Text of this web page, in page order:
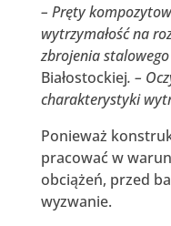
– Pręty
wytrzymałość na
zbrojenia stalowego
Białostockiej. –
charakterystyki
Ponieważ
pracować w
obciążeń, przed
wyzwanie.